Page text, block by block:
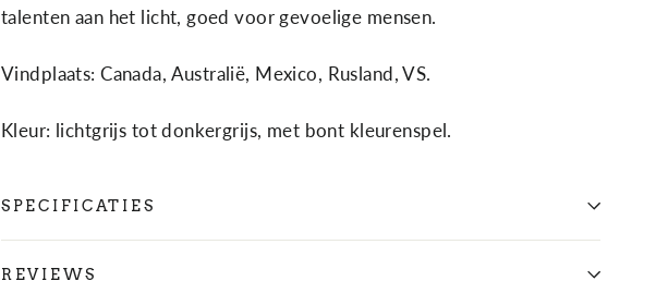
talenten aan het licht, goed voor gevoelige mensen.
Vindplaats: Canada, Australië, Mexico, Rusland, VS.
Kleur: lichtgrijs tot donkergrijs, met bont kleurenspel.
SPECIFICATIES
REVIEWS